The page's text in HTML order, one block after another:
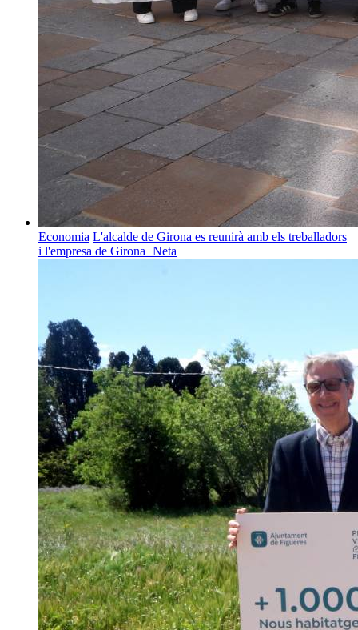
Economia L'alcalde de Girona es reunirà amb els treballadors
i l'empresa de Girona+Neta